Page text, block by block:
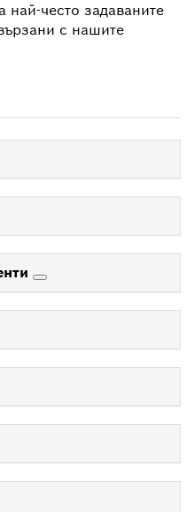
най-често задаваните
с нашите